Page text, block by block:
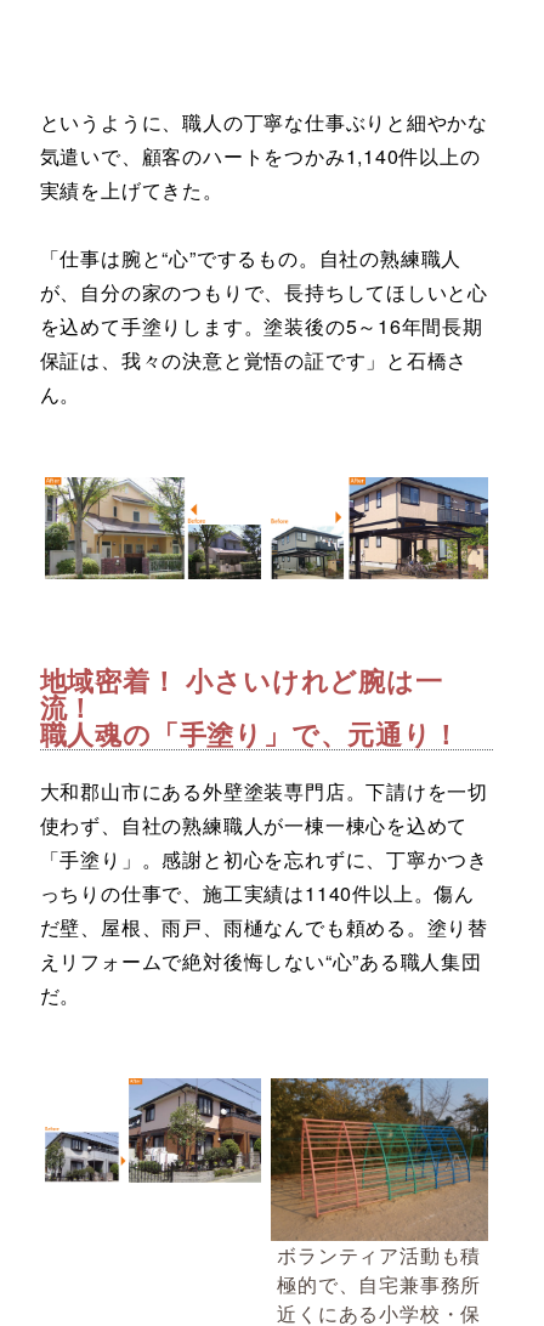
というように、職人の丁寧な仕事ぶりと細やかな
気遣いで、顧客のハートをつかみ1,140件以上の
実績を上げてきた。
「仕事は腕と“心”でするもの。自社の熟練職人
が、自分の家のつもりで、長持ちしてほしいと心
を込めて手塗りします。塗装後の5～16年間長期
保証は、我々の決意と覚悟の証です」と石橋さ
ん。
地域密着！ 小さいけれど腕は一
流！
職人魂の「手塗り」で、元通り！
大和郡山市にある外壁塗装専門店。下請けを一切
使わず、自社の熟練職人が一棟一棟心を込めて
「手塗り」。感謝と初心を忘れずに、丁寧かつき
っちりの仕事で、施工実績は1140件以上。傷ん
だ壁、屋根、雨戸、雨樋なんでも頼める。塗り替
えリフォームで絶対後悔しない“心”ある職人集団
だ。
ボランティア活動も積
極的で、自宅兼事務所
近くにある小学校・保